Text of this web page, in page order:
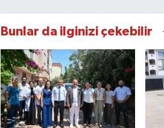
Bunlar da ilginizi çekebilir